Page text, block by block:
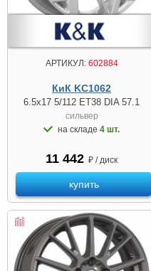
АРТИКУЛ:602884
КиК KC1062
6.5x17 5/112 ET38 DIA 57.1
сильвер
на складе 4 шт.
11 442 ₽ / диск
купить